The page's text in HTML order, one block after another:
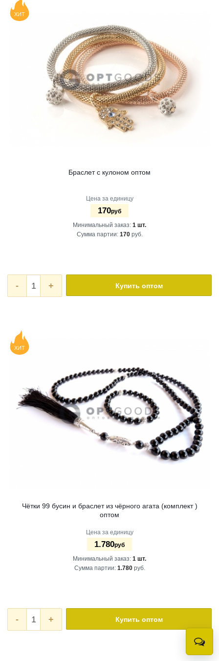
ХИТ
Браслет с кулоном оптом
Цена за единицу
170руб
Минимальный заказ: 1 шт.
Сумма партии: 170руб.
- + Купить оптом
ХИТ
Чётки 99 бусин и браслет из чёрного агата (комплект )
оптом
Цена за единицу
1.780руб
Минимальный заказ: 1 шт.
Сумма партии: 1.780руб.
- + Купить оптом